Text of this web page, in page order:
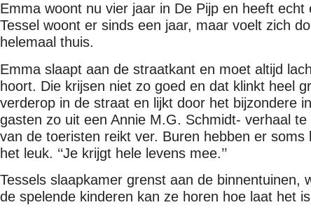
Emma woont nu vier jaar in De Pijp en heeft echt
Tessel woont er sinds een jaar, maar voelt zich
helemaal thuis.
Emma slaapt aan de straatkant en moet altijd
hoort. Die krijsen niet zo goed en dat klinkt heel
verderop in de straat en lijkt door het bijzondere
gasten zo uit een Annie M.G. Schmidt- verhaal
van de toeristen reikt ver. Buren hebben er
het leuk. ‘‘Je krijgt hele levens mee.’’
Tessels slaapkamer grenst aan de binnentuinen,
de spelende kinderen kan ze horen hoe laat het